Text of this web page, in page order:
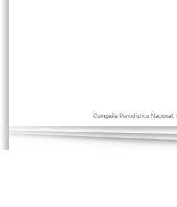
Compaña Periodística